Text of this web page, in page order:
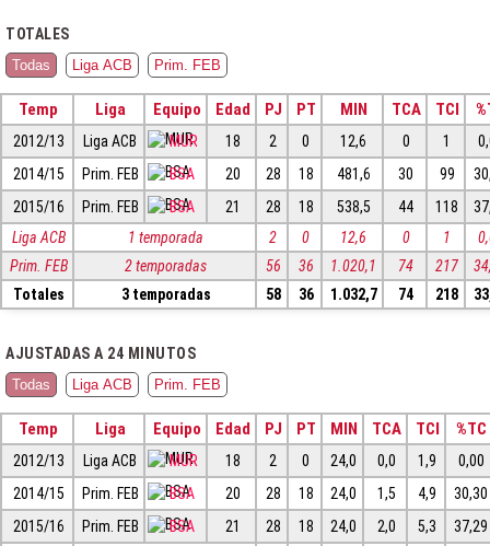
TOTALES
Todas Liga ACB Prim. FEB
Temp Liga Equipo Edad PJ PT MIN TCA TCI
2012/13 Liga ACB MUR 18 2 0 12,6 0 1
2014/15
Prim. FEB BSA 20 28 18 481,6 30 99
2015/16
Prim. FEB BSA 21 28 18 538,5 44 118
Liga ACB
1 temporada 2 0 12,6 0 1
Prim. FEB
2 temporadas 56 36 1.020,1 74 217
Totales
3 temporadas 58 36 1.032,7 74 218
AJUSTADAS A 24 MINUTOS
Todas Liga ACB Prim. FEB
Temp Liga Equipo Edad PJ PT MIN TCA TCI %TC
2012/13 Liga ACB MUR 18 2 0 24,0 0,0 1,9
0,00
2014/15
Prim. FEB BSA 20 28 18 24,0 1,5 4,9
30,30
2015/16
Prim. FEB BSA 21 28 18 24,0 2,0 5,3
37,29